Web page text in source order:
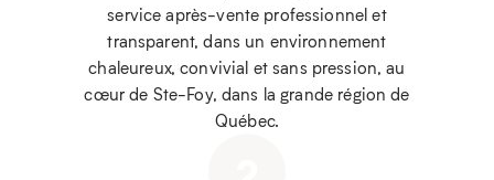
service après-vente professionnel et
transparent, dans un environnement
chaleureux, convivial et sans pression, au
cœur de Ste-Foy, dans la grande région de
Québec.